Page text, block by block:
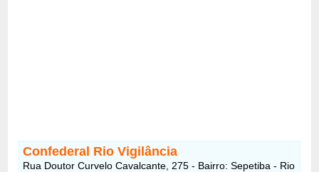
Confederal Rio Vigilância
Rua Doutor Curvelo Cavalcante, 275 - Bairro: Sepetiba - Rio